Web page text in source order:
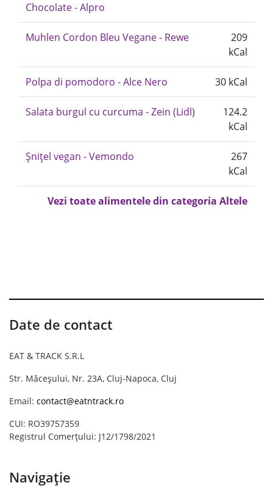
Chocolate - Alpro
Muhlen Cordon Bleu Vegane - Rewe
209
kCal
Polpa di pomodoro - Alce Nero 30 kCal
Salata burgul cu curcuma - Zein (Lidl)
124.2
kCal
Șnițel vegan - Vemondo
267
kCal
Vezi toate alimentele din categoria Altele
Date de contact
EAT & TRACK S.R.L
Str. Măceșului, Nr. 23A, Cluj-Napoca, Cluj
Email: contact@eatntrack.ro
CUI: RO39757359
Registrul Comerțului: J12/1798/2021
Navigație